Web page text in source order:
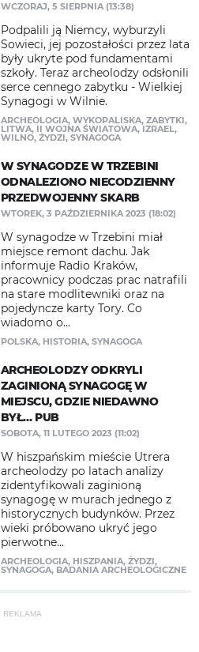
WCZORAJ, 5 SIERPNIA (13:38)
Podpalili ją Niemcy, wyburzyli
Sowieci, jej pozostałości przez lata
były ukryte pod fundamentami
szkoły. Teraz archeolodzy odsłonili
serce cennego zabytku - Wielkiej
Synagogi w Wilnie.
ARCHEOLOGIA, WYKOPALISKA, ZABYTKI,
LITWA, II WOJNA ŚWIATOWA, IZRAEL,
WILNO, ŻYDZI, SYNAGOGA
W SYNAGODZE W TRZEBINI
ODNALEZIONO NIECODZIENNY
PRZEDWOJENNY SKARB
WTOREK, 3 PAŹDZIERNIKA 2023 (18:02)
W synagodze w Trzebini miał
miejsce remont dachu. Jak
informuje Radio Kraków,
pracownicy podczas prac natrafili
na stare modlitewniki oraz na
pojedyncze karty Tory. Co
wiadomo o...
POLSKA, HISTORIA, SYNAGOGA
ARCHEOLODZY ODKRYLI
ZAGINIONĄ SYNAGOGĘ W
MIEJSCU, GDZIE NIEDAWNO
BYŁ… PUB
SOBOTA, 11 LUTEGO 2023 (11:02)
W hiszpańskim mieście Utrera
archeolodzy po latach analizy
zidentyfikowali zaginioną
synagogę w murach jednego z
historycznych budynków. Przez
wieki próbowano ukryć jego
pierwotne...
ARCHEOLOGIA, HISZPANIA, ŻYDZI,
SYNAGOGA, BADANIA ARCHEOLOGICZNE
REKLAMA